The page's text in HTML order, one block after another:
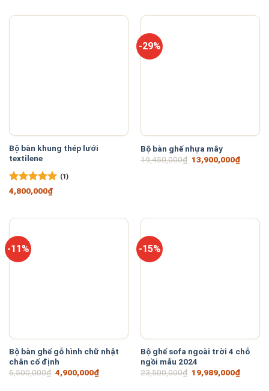
6,785,000₫.
Bộ bàn khung thép lưới
textilene
Được xếp
(1)
4,800,000₫
-29%
Bộ bàn ghế nhựa mây
19,450,000₫ Giá
gốc
13,900,000₫Giá
hiện
-11%
Bộ bàn ghế gỗ hình chữ nhật
chân cố định
5,500,000₫ Giá
gốc
4,900,000₫Giá
hiện
-15%
Bộ ghế sofa ngoài trời 4 chỗ
ngồi mẫu 2024
23,500,000₫ Giá
gốc
19,989,000₫Giá
hiện